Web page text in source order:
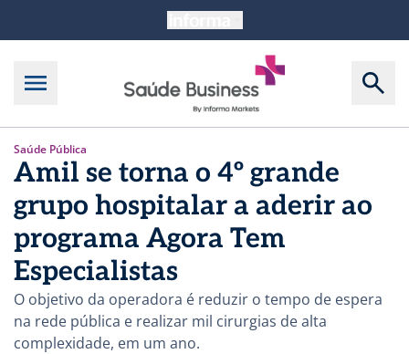
Saúde Pública
Amil se torna o 4º grande
grupo hospitalar a aderir ao
programa Agora Tem
Especialistas
O objetivo da operadora é reduzir o tempo de espera
na rede pública e realizar mil cirurgias de alta
complexidade, em um ano.